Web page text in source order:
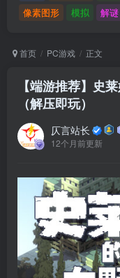
像素图形
模拟 解谜
首页 PC游戏 正文
【端游推荐】史
（解压即玩）
仄言站长
12个月前更新